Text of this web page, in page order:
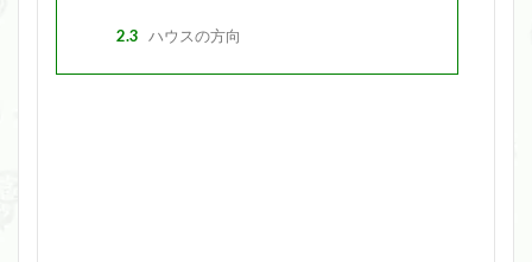
2.3 ハウスの方向